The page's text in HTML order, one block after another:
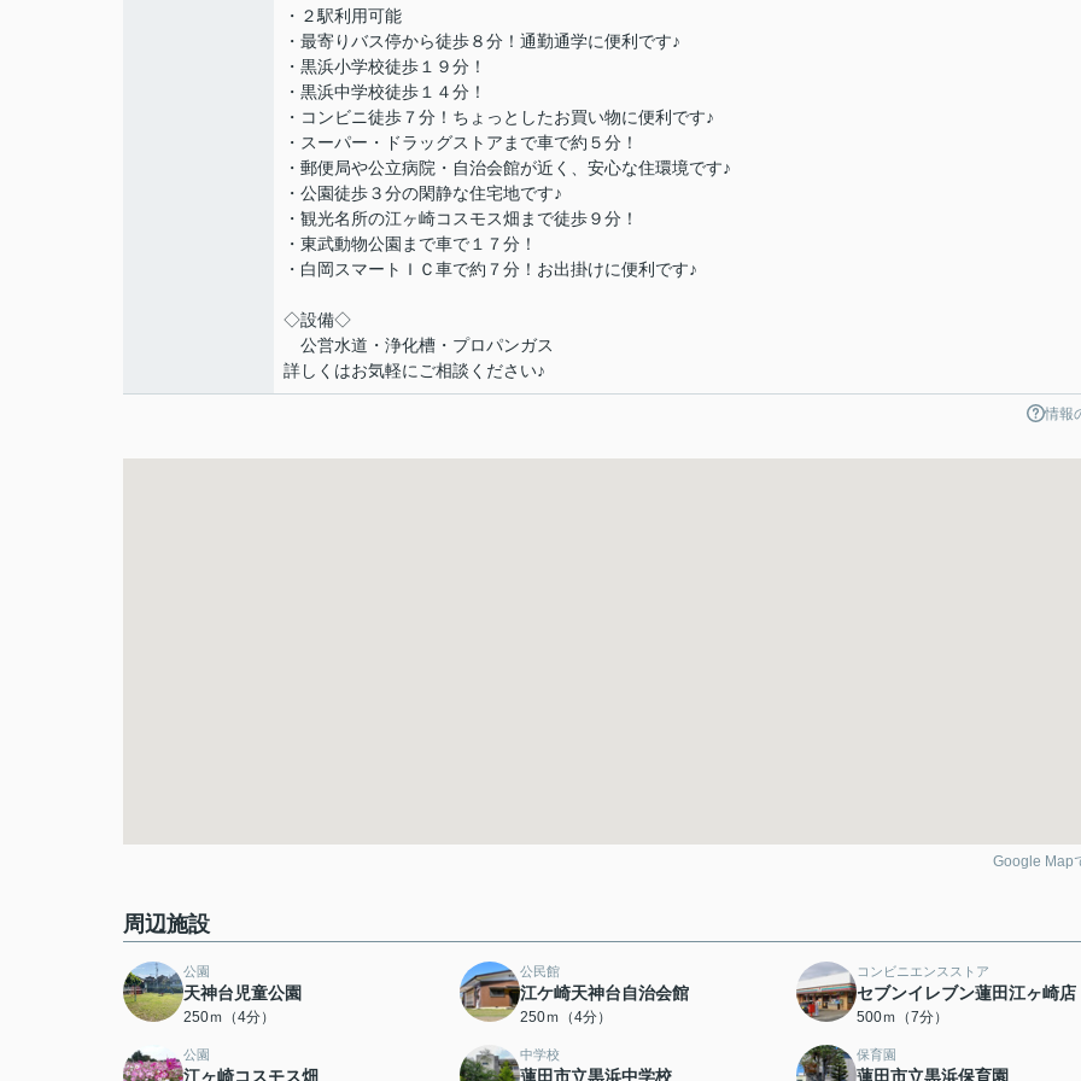
・２駅利用可能
・最寄りバス停から徒歩８分！通勤通学に便利です♪
・黒浜小学校徒歩１９分！
・黒浜中学校徒歩１４分！
・コンビニ徒歩７分！ちょっとしたお買い物に便利です♪
・スーパー・ドラッグストアまで車で約５分！
・郵便局や公立病院・自治会館が近く、安心な住環境です♪
・公園徒歩３分の閑静な住宅地です♪
・観光名所の江ヶ崎コスモス畑まで徒歩９分！
・東武動物公園まで車で１７分！
・白岡スマートＩＣ車で約７分！お出掛けに便利です♪
◇設備◇
公営水道・浄化槽・プロパンガス
詳しくはお気軽にご相談ください♪
情報
Google Map
周辺施設
公園
天神台児童公園
250ｍ（4分）
公民館
江ケ崎天神台自治会館
250ｍ（4分）
コンビニエンスストア
セブンイレブン蓮田江ヶ崎店
500ｍ（7分）
公園
江ヶ崎コスモス畑
中学校
蓮田市立黒浜中学校
保育園
蓮田市立黒浜保育園